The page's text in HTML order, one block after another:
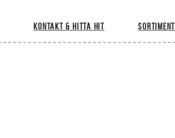
Kontakt & hitta hit Sortiment